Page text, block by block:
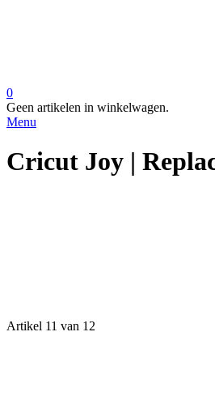
0
Geen artikelen in winkelwagen.
Menu
Cricut Joy |
Artikel 11 van 12